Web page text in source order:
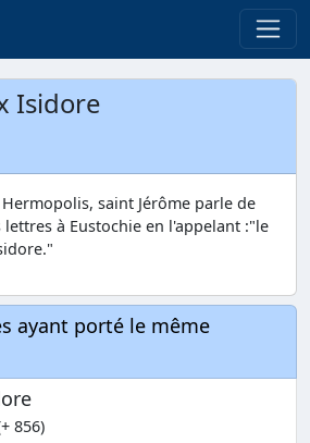
Isidore
Hermopolis, saint Jérôme parle de
lettres à Eustochie en l'appelant :"le
ayant porté le même
856)